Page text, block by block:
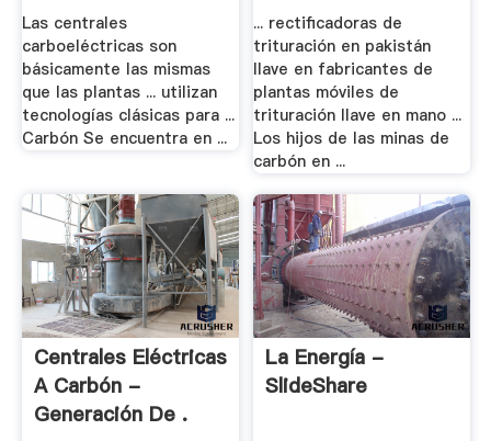
Las centrales
carboeléctricas son
básicamente las mismas
que las plantas ... utilizan
tecnologías clásicas para ...
Carbón Se encuentra en ...
... rectificadoras de
trituración en pakistán
llave en fabricantes de
plantas móviles de
trituración llave en mano ...
Los hijos de las minas de
carbón en ...
Centrales Eléctricas
A Carbón -
Generación De .
La Energía -
SlideShare